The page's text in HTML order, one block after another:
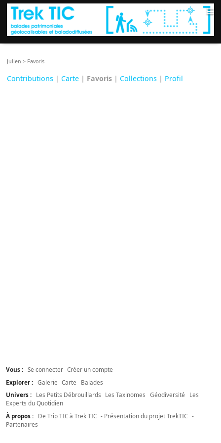
≡
Julien > Favoris
Contributions | Carte | Favoris | Collections | Profil
Vous : Se connecter Créer un compte
Explorer : Galerie Carte
Balades
Univers :
Les Petits Débrouillards Les Taxinomes Géodiversité
Les
Experts du Quotidien
À propos :
De Trip TIC à Trek TIC - Présentation du projet TrekTIC -
Partenaires